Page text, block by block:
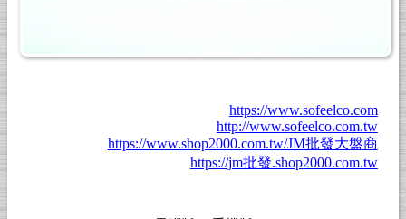
https://www.sofeelco.com
http://www.sofeelco.com.tw
https://www.shop2000.com.tw/JM批發大盤商
https://jm批發.shop2000.com.tw